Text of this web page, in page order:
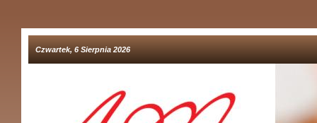
Czwartek, 6 Sierpnia 2026